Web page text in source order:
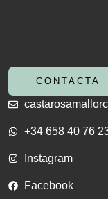
CONTACTA
+34 658 40 76
Instagram
Facebook